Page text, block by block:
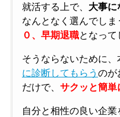
就活する上で、 大事に
なんとなく選んでし
０、早期退職となって
そうならないために
に診断してもらう のが
だけで、 サクッと簡
自分と相性の良い企